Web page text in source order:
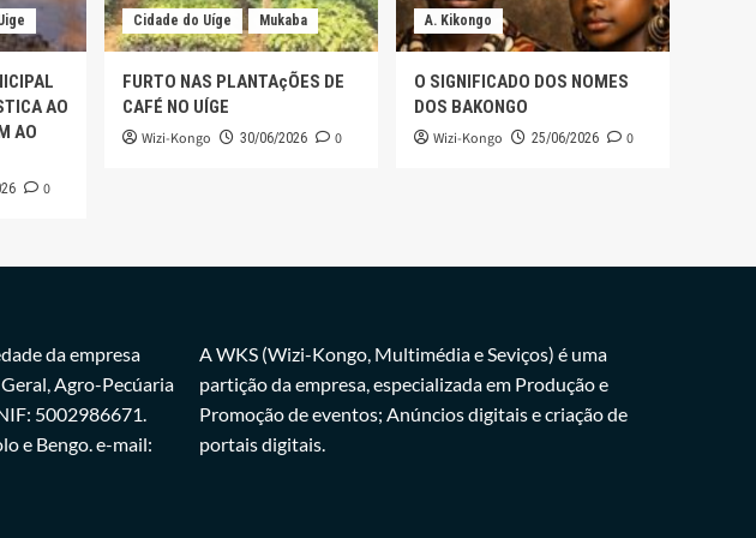
AO
AO
0
Cidade do Uíge Mukaba
FURTO NAS PLANTAçÕES DE
CAFÉ NO UÍGE
Wizi-Kongo 30/06/2026 0
A. Kikongo
O SIGNIFICADO DOS NOMES
DOS BAKONGO
Wizi-Kongo 25/06/2026 0
da empresa
Agro-Pecúaria
5002986671.
e Bengo. e-mail:
A WKS (Wizi-Kongo, Multimédia e Seviços) é uma
partição da empresa, especializada em Produção e
Promoção de eventos; Anúncios digitais e criação de
portais digitais.